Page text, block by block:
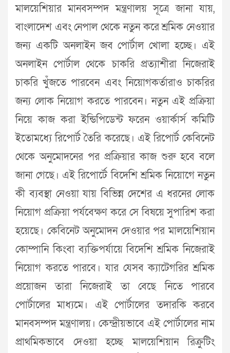
মালয়েশিয়ার মানবসম্পদ মন্ত্রণালয় সূত্রে জানা যায়,
বাংলাদেশ এবং নেপাল থেকে নতুন করে শ্রমিক নেওয়ার
জন্য একটি অনলাইন জব পোর্টাল খোলা হচ্ছে। এই
অনলাইন পোর্টাল থেকে চাকরি প্রত্যাশীরা নিজেরাই
চাকরি খুঁজতে পারবেন এবং নিয়োগকর্তারাও চাকরির
জন্য লোক নিয়োগ করতে পারবেন। নতুন এই প্রক্রিয়া
নিয়ে কাজ করা ইন্ডিপিডেন্ট ফরেন ওয়ার্কার্স কমিটি
ইতোমধ্যে রিপোর্ট তৈরি করেছে। এই রিপোর্ট কেবিনেট
থেকে অনুমোদনের পর প্রক্রিয়ার কাজ শুরু হবে বলে
জানা গেছে। এই রিপোর্টে বিদেশি শ্রমিক নিয়োগে নতুন
কী ব্যবস্থা নেওয়া যায় বিভিন্ন দেশের এ ধরনের লোক
নিয়োগ প্রক্রিয়া পর্যবেক্ষণ করে সে বিষয়ে সুপারিশ করা
হয়েছে। কেবিনেট অনুমোদন দেওয়ার পর মালয়েশিয়ান
কোম্পানি কিংবা ব্যক্তিপর্যায়ে বিদেশি শ্রমিক নিজেরাই
নিয়োগ করতে পারবে। যার যেসব ক্যাটেগরির শ্রমিক
প্রয়োজন তারা নিজেরাই তা বেছে নিতে পারবে
পোর্টালের মাধ্যমে। এই পোর্টালের তদারকি করবে
মানবসম্পদ মন্ত্রণালয়। কেন্দ্রীয়ভাবে এই পোর্টালের নাম
প্রাথমিকভাবে দেওয়া হচ্ছে মালয়েশিয়ান রিক্রুটিং